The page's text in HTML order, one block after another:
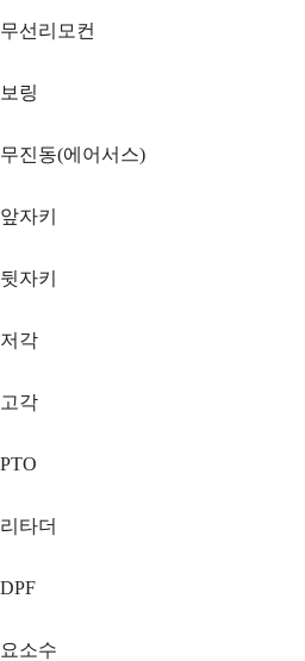
무선리모컨
보링
무진동(에어서스)
앞자키
뒷자키
저각
고각
PTO
리타더
DPF
요소수